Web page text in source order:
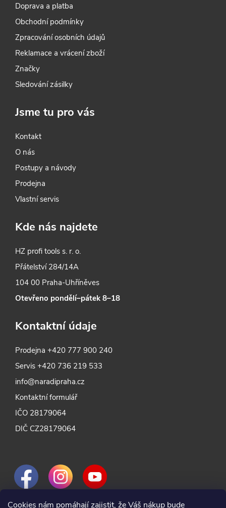
Cookies nám pomáhají zajistit, že Váš nákup bude
Doprava a platba
Obchodní podmínky
Zpracování osobních údajů
Reklamace a vrácení zboží
Značky
Sledování zásilky
Jsme tu pro vás
Kontakt
O nás
Postupy a návody
Prodejna
Vlastní servis
Kde nás najdete
HZ profi tools s. r. o.
Přátelství 284/14A
104 00 Praha-Uhříněves
Otevřeno pondělí–pátek 8–18
Kontaktní údaje
Prodejna+420 777 900 240
Servis+420 736 219 533
info@naradipraha.cz
Kontaktní formulář
IČO 28179064
DIČ CZ28179064